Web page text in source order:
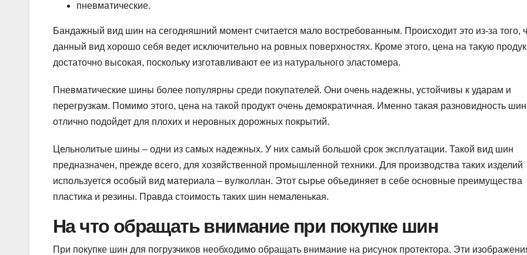
пневматические.
Бандажный вид шин на сегодняшний момент считается мало востребованным. Происходит это из-за того,
данный вид хорошо себя ведет исключительно на ровных поверхностях. Кроме этого, цена на такую
достаточно высокая, поскольку изготавливают ее из натурального эластомера.
Пневматические шины более популярны среди покупателей. Они очень надежны, устойчивы к ударам и
перегрузкам. Помимо этого, цена на такой продукт очень демократичная. Именно такая разновидность шин
отлично подойдет для плохих и неровных дорожных покрытий.
Цельнолитые шины – одни из самых надежных. У них самый большой срок эксплуатации. Такой вид шин
предназначен, прежде всего, для хозяйственной промышленной техники. Для производства таких изделий
используется особый вид материала – вулколлан. Этот сырье объединяет в себе основные преимущества
пластика и резины. Правда стоимость таких шин немаленькая.
На что обращать внимание при покупке шин
При покупке шин для погрузчиков необходимо обращать внимание на рисунок протектора. Эти